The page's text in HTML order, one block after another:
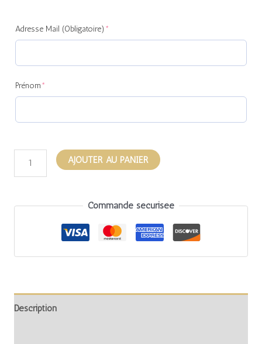
Adresse Mail (Obligatoire) *
Prénom*
(required)
AJOUTER AU PANIER
Commande sécurisée
Description